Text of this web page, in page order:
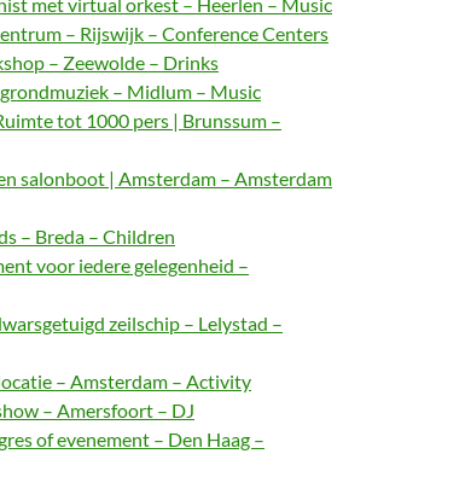
– Rijswijk – Conference Centers
– Zeewolde – Drinks
– Midlum – Music
tot 1000 pers | Brunssum –
salonboot | Amsterdam – Amsterdam
– Breda – Children
voor iedere gelegenheid –
zeilschip – Lelystad –
– Amsterdam – Activity
– Amersfoort – DJ
of evenement – Den Haag –